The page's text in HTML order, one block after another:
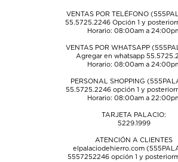
VENTAS POR TELÉFONO
55.5725.2246Opción 1 y
Horario: 08:00am a
VENTAS POR WHATSAPP
Agregar en whatsapp
Horario: 08:00am a
PERSONAL SHOPPING
55.5725.2246opción 1 y
Horario: 08:00am a
TARJETA PALACIO:
5229.1999
ATENCIÓN A CLIENTES
elpalaciodehierro.com
5557252246opción 1 y